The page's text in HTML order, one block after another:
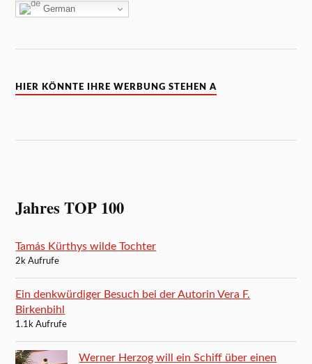
German
HIER KÖNNTE IHRE WERBUNG STEHEN A
Jahres TOP 100
Tamás Kürthys wilde Tochter
2k Aufrufe
Ein denkwürdiger Besuch bei der Autorin Vera F.
Birkenbihl
1.1k Aufrufe
Werner Herzog will ein Schiff über einen